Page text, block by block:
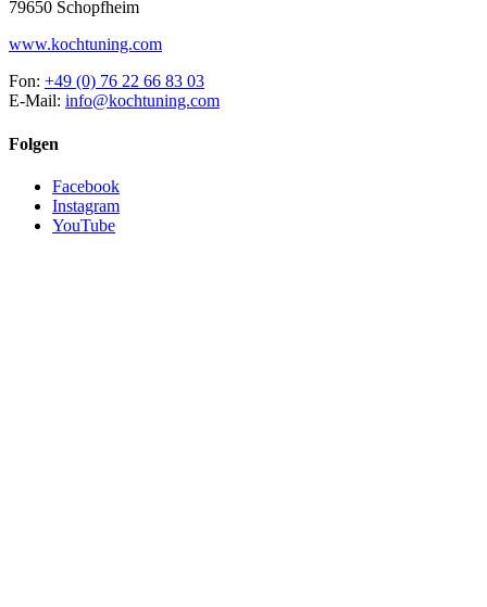
79650 Schopfheim
www.kochtuning.com
Fon: +49 (0) 76 22 66 83 03
E-Mail: info@kochtuning.com
Folgen
Facebook
Instagram
YouTube